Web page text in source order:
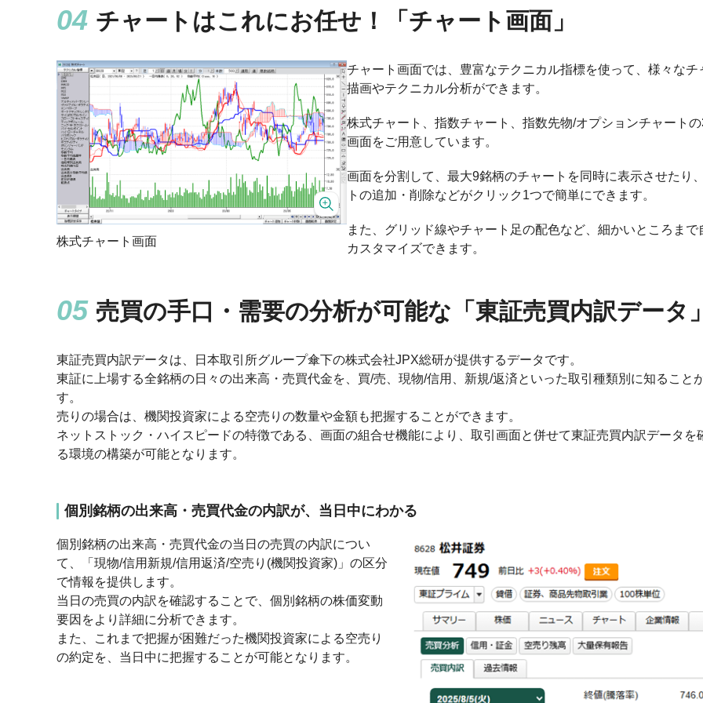
チャートはこれにお任せ！「チャート画面」
株式チャート画面
チャート画面では、豊富なテクニカル指標を使って、様々なチ
描画やテクニカル分析ができます。
株式チャート、指数チャート、指数先物/オプションチャート
画面をご用意しています。
画面を分割して、最大9銘柄のチャートを同時に表示させたり
トの追加・削除などがクリック1つで簡単にできます。
また、グリッド線やチャート足の配色など、細かいところまで
カスタマイズできます。
売買の手口・需要の分析が可能な「東証売買内訳データ」
東証売買内訳データは、日本取引所グループ傘下の株式会社JPX総研が提供するデータです。
東証に上場する全銘柄の日々の出来高・売買代金を、買/売、現物/信用、新規/返済といった取引種類別に知ること
す。
売りの場合は、機関投資家による空売りの数量や金額も把握することができます。
ネットストック・ハイスピードの特徴である、画面の組合せ機能により、取引画面と併せて東証売買内訳データを
る環境の構築が可能となります。
個別銘柄の出来高・売買代金の内訳が、当日中にわかる
個別銘柄の出来高・売買代金の当日の売買の内訳につい
て、「現物/信用新規/信用返済/空売り(機関投資家)」の区分
で情報を提供します。
当日の売買の内訳を確認することで、個別銘柄の株価変動
要因をより詳細に分析できます。
また、これまで把握が困難だった機関投資家による空売り
の約定を、当日中に把握することが可能となります。